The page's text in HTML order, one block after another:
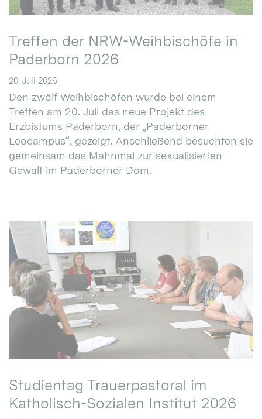
Treffen der NRW-Weihbischöfe in
Paderborn 2026
20. Juli 2026
Den zwölf Weihbischöfen wurde bei einem
Treffen am 20. Juli das neue Projekt des
Erzbistums Paderborn, der „Paderborner
Leocampus“, gezeigt. Anschließend besuchten sie
gemeinsam das Mahnmal zur sexualisierten
Gewalt im Paderborner Dom.
Studientag Trauerpastoral im
Katholisch-Sozialen Institut 2026